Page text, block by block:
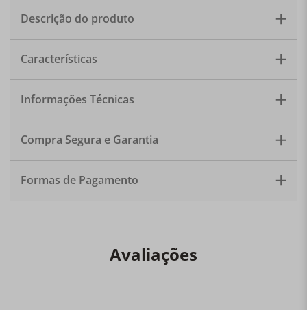
Descrição do produto
Jogo de copos para água. A Bohemia é a marca de vidro
e cristal que oferece produtos modernos e de mais alta
qualidade, porque unem tradição, tecnologia, precisão
Quantidade: 6 copos.
Características
Informações Técnicas
Compra Segura e Garantia
Formas de Pagamento
Avaliações